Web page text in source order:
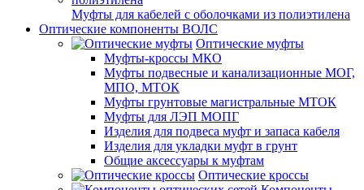
Муфты для кабелей с оболочками из полиэтилена
Оптические компоненты ВОЛС
Оптические муфты
Муфты-кроссы МКО
Муфты подвесные и канализационные МОГ,
МПО, МТОК
Муфты грунтовые магистральные МТОК
Муфты для ЛЭП МОПГ
Изделия для подвеса муфт и запаса кабеля
Изделия для укладки муфт в грунт
Общие аксессуары к муфтам
Оптические кроссы